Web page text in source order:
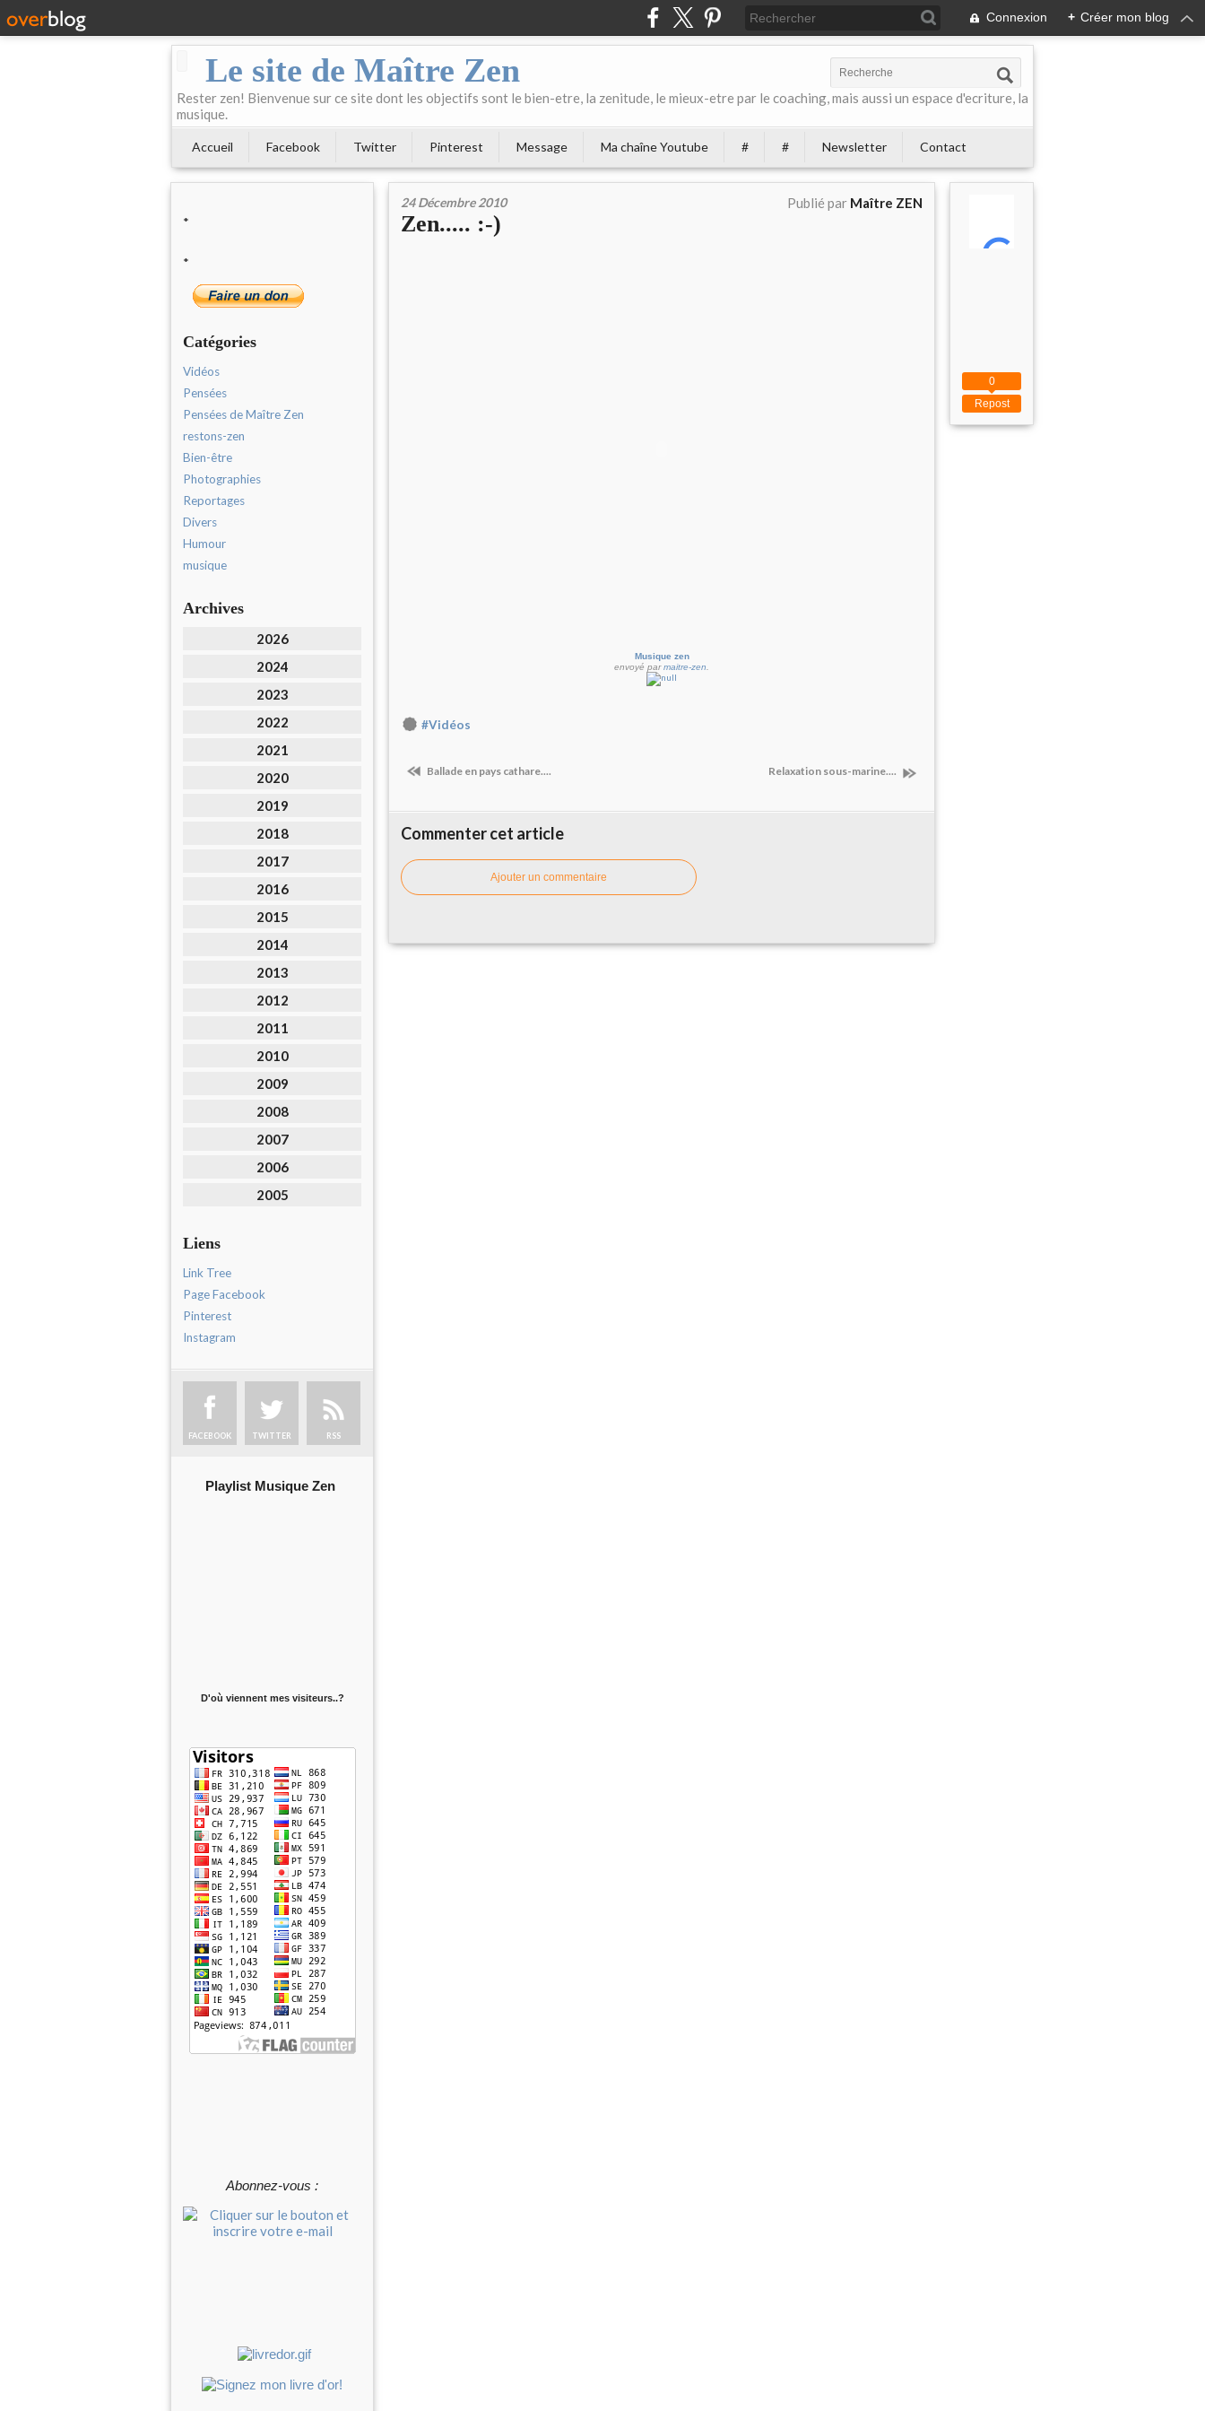
Connexion + Créer mon blog
Le site de Maître Zen
Rester zen! Bienvenue sur ce site dont les objectifs sont le bien-etre, la zenitude, le mieux-etre par le coaching, mais aussi un espace d'ecriture, la
musique.
Accueil Facebook Twitter Pinterest Message Ma chaîne Youtube # # Newsletter Contact
*
*
Catégories
Vidéos
Pensées
Pensées de Maître Zen
restons-zen
Bien-être
Photographies
Reportages
Divers
Humour
musique
Archives
2026
2024
2023
2022
2021
2020
2019
2018
2017
2016
2015
2014
2013
2012
2011
2010
2009
2008
2007
2006
2005
Liens
Link Tree
Page Facebook
Pinterest
Instagram
FACEBOOK TWITTER RSS
Playlist Musique Zen
D'où viennent mes visiteurs..?
Abonnez-vous :
24 Décembre 2010 Publié par Maître ZEN
Zen..... :-)
Musique zen
envoyé parmaitre-zen
#Vidéos
Ballade en pays cathare.... Relaxation sous-marine....
Commenter cet article
Ajouter un commentaire
Repost
0